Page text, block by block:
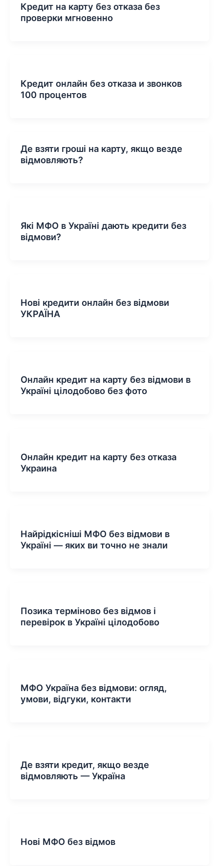
Кредит на карту без отказа без
проверки мгновенно
Кредит онлайн без отказа и звонков
100 процентов
Де взяти гроші на карту, якщо везде
відмовляють?
Які МФО в Україні дають кредити без
відмови?
Нові кредити онлайн без відмови
УКРАЇНА
Онлайн кредит на карту без відмови в
Україні цілодобово без фото
Онлайн кредит на карту без отказа
Украина
Найрідкісніші МФО без відмови в
Україні — яких ви точно не знали
Позика терміново без відмов і
перевірок в Україні цілодобово
МФО Україна без відмови: огляд,
умови, відгуки, контакти
Де взяти кредит, якщо везде
відмовляють — Україна
Нові МФО без відмов